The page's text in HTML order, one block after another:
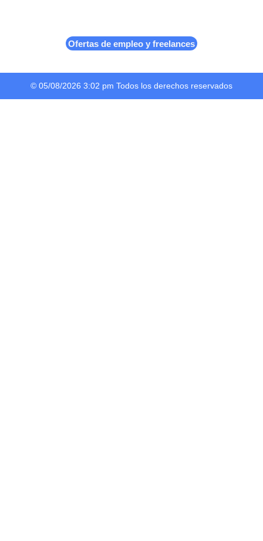
Ofertas de empleo y freelances
© 05/08/2026 3:02 pm Todos los derechos reservados